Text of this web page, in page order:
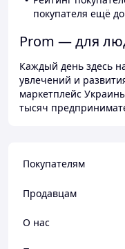
покупателя ещё
Prom — для
Каждый день здесь
увлечений и
маркетплейс
тысяч
Покупателям
Продавцам
О нас